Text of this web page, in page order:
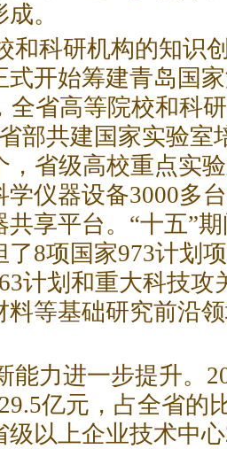
。
科研机构的知识创
式开始筹建青岛国
全省高等院校和科
部共建国家实验室
，省级高校重点实
学仪器设备3000多
共享平台。“十五”
了8项国家973计划
计划和重大科技攻
料等基础研究前沿
力进一步提升。
亿元，占全省的
级以上企业技术中